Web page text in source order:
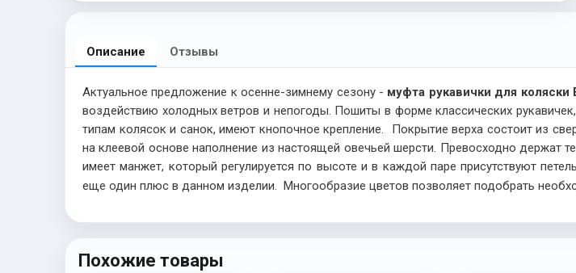
Описание Отзывы
Актуальное предложение к осенне-зимнему сезону - муфта рукавички для коляски
воздействию холодных ветров и непогоды. Пошиты в форме классических
типам колясок и санок, имеют кнопочное крепление. Покрытие верха состоит из
на клеевой основе наполнение из настоящей овечьей шерсти. Превосходно держат
имеет манжет, который регулируется по высоте и в каждой паре присутствуют
еще один плюс в данном изделии. Многообразие цветов позволяет подобрать
Похожие товары